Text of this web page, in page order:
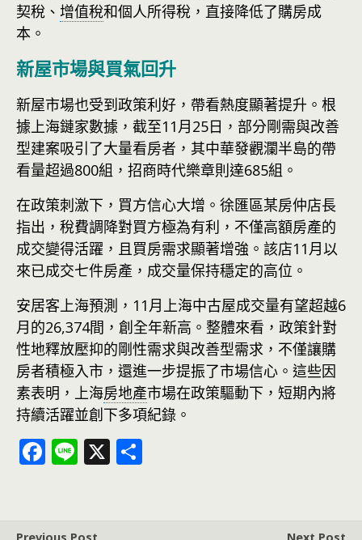
契稅、 增值稅和個人所得稅，直接降低了購房成
本。
新屋市場與買氣回升
新屋市場也受到政策利好，帶看熱度顯著提升。根
據上海鏈家數據，截至11月25日，部分剛需與改善
型建案吸引了大量看房者，其中華發觀瀾半島的帶
看量超過800組，招商時代樂章則達685組。
在政策刺激下，買方信心大增。徐匯區某房仲店長
指出，稅費調降對買方極為有利，不僅高額房產的
成交變得活躍，且買房需求顯著增強。該店11月以
來已成交七件房產，成交量保持穩定的高位。
安居客上海預測，11月上海中古屋成交量有望超越6
月的26,374間，創全年新高。整體來看，政策針對
性地釋放壓抑的剛性需求與改善型需求，不僅讓購
房者積極入市，還進一步提振了市場信心。這些因
素表明，上海房地產市場在政策驅動下，短期內將
持續活躍並創下多項紀錄。
F
b
Li X